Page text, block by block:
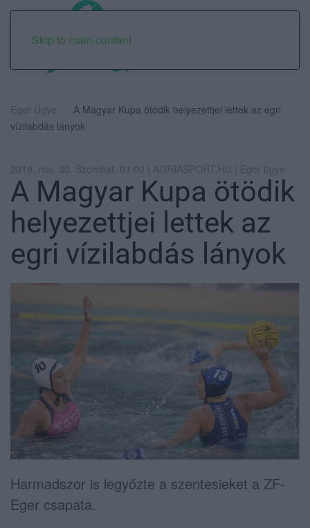
Skip to main content
Eger Ügye
A Magyar Kupa ötödik helyezettjei lettek az egri
vízilabdás lányok
2019. nov. 30. Szombat, 01:00 | AGRIASPORT.HU | Eger ügye
A Magyar Kupa ötödik
helyezettjei lettek az
egri vízilabdás lányok
Harmadszor is legyőzte a szentesieket a ZF-
Eger csapata.